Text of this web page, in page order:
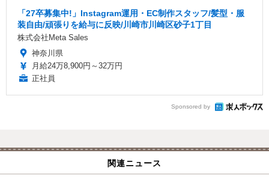
「27卒募集中!」Instagram運用・EC制作スタッフ/髪型・服
装自由/頑張りを給与に反映/川崎市川崎区砂子1丁目
株式会社Meta Sales
神奈川県
月給24万8,900円～32万円
正社員
Sponsored by
関連ニュース